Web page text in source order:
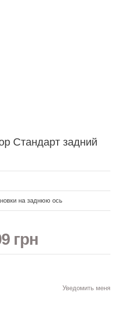
Стандарт задний
на заднюю ось
грн
Уведомить меня